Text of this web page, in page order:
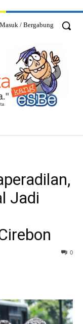
Masuk / Bergabung
Jadi
0